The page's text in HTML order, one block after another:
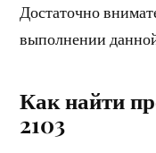
Достаточно
выполнении
Как найти
2103